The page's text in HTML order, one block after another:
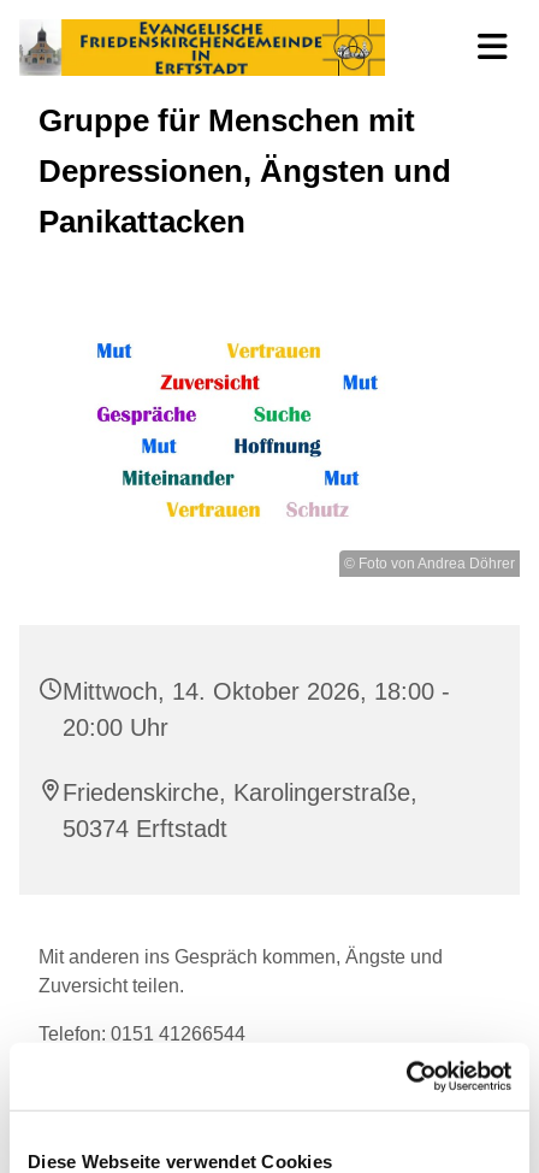
Diese Webseite verwendet Cookies
Gruppe für Menschen mit
Depressionen, Ängsten und
Panikattacken
© Foto von Andrea Döhrer
Mittwoch, 14. Oktober 2026, 18:00 -
20:00 Uhr
Friedenskirche, Karolingerstraße,
50374 Erftstadt
Mit anderen ins Gespräch kommen, Ängste und
Zuversicht teilen.
Telefon: 0151 41266544